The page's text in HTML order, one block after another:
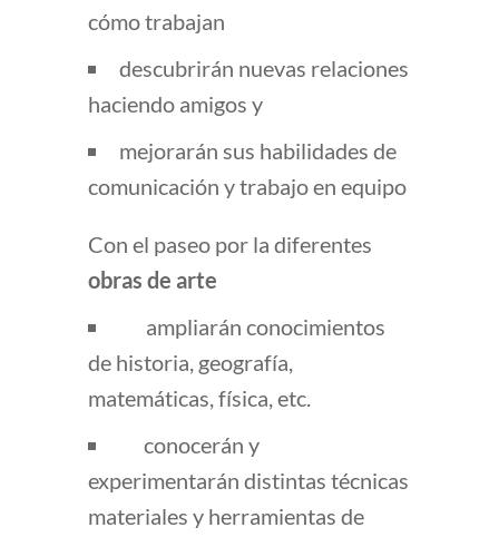
cómo trabajan
descubrirán nuevas relaciones
haciendo amigos y
mejorarán sus habilidades de
comunicación y trabajo en equipo
Con el paseo por la diferentes
obras de arte
ampliarán conocimientos
de historia, geografía,
matemáticas, física, etc.
conocerán y
experimentarán distintas técnicas
materiales y herramientas de